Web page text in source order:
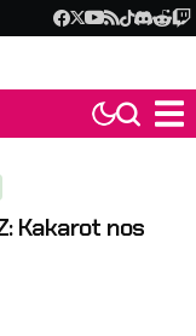
Kakarot nos